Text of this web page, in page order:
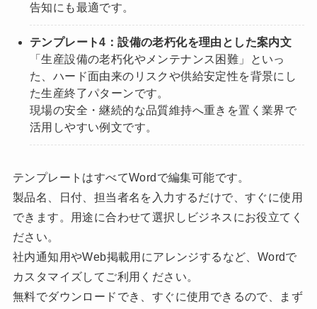
告知にも最適です。
テンプレート4：設備の老朽化を理由とした案内文
「生産設備の老朽化やメンテナンス困難」といっ
た、ハード面由来のリスクや供給安定性を背景にし
た生産終了パターンです。
現場の安全・継続的な品質維持へ重きを置く業界で
活用しやすい例文です。
テンプレートはすべてWordで編集可能です。
製品名、日付、担当者名を入力するだけで、すぐに使用
できます。用途に合わせて選択しビジネスにお役立てく
ださい。
社内通知用やWeb掲載用にアレンジするなど、Wordで
カスタマイズしてご利用ください。
無料でダウンロードでき、すぐに使用できるので、まず